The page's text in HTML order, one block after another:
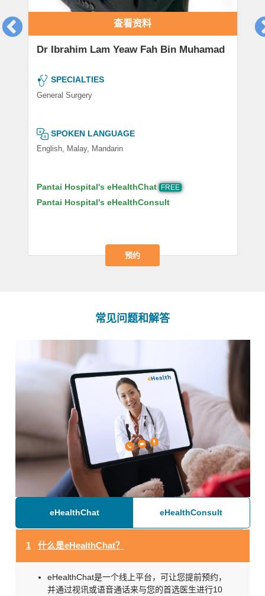
查看资料
Dr Ibrahim Lam Yeaw Fah Bin Muhamad
SPECIALTIES
General Surgery
SPOKEN LANGUAGE
English, Malay, Mandarin
Pantai Hospital's eHealthChat FREE
Pantai Hospital's eHealthConsult
预约
常见问题和解答
eHealthChat eHealthConsult
1 什么是eHealthChat？
eHealthChat是一个线上平台，可让您提前预约，
并通过视讯或语音通话来与您的首选医生进行10